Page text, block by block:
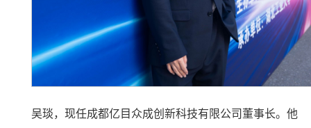
吴琰，现任成都亿目众成创新科技有限公司董事长。他